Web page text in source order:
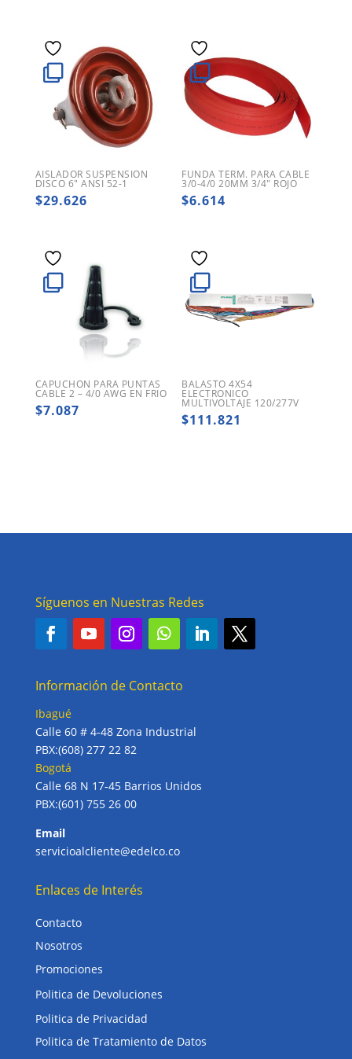
AISLADOR SUSPENSION
DISCO 6″ ANSI 52-1
$29.626
FUNDA TERM. PARA CABLE
3/0-4/0 20MM 3/4″ ROJO
$6.614
CAPUCHON PARA PUNTAS
CABLE 2 – 4/0 AWG EN FRIO
$7.087
BALASTO 4X54
ELECTRONICO
MULTIVOLTAJE 120/277V
$111.821
Síguenos en Nuestras Redes
Información de Contacto
Ibagué
Calle 60 # 4-48 Zona Industrial
PBX:(608) 277 22 82
Bogotá
Calle 68 N 17-45 Barrios Unidos
PBX:(601) 755 26 00
Email
servicioalcliente@edelco.co
Enlaces de Interés
Contacto
Nosotros
Promociones
Politica de Devoluciones
Politica de Privacidad
Politica de Tratamiento de Datos